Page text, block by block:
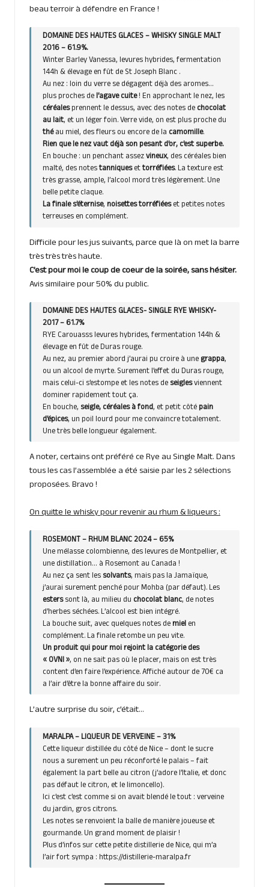
beau terroir à défendre en France !
DOMAINE DES HAUTES GLACES – WHISKY SINGLE MALT
2016 – 61.9%.
Winter Barley Vanessa, levures hybrides, fermentation
144h & élevage en fût de St Joseph Blanc .
Au nez : loin du verre se dégagent déjà des aromes…
plus proches del’agave cuite! En approchant le nez, les
céréalesprennent le dessus, avec des notes dechocolat
au lait, et un léger foin. Verre vide, on est plus proche du
théau miel, des fleurs ou encore de la camomille.
Rien que le nez vaut déjà son pesant d’or, c’est superbe.
En bouche : un penchant assezvineux, des céréales bien
malté, des notestanniquesettorréfiées. La texture est
très grasse, ample, l’alcool mord très légèrement. Une
belle petite claque.
La finale s’éternise,noisettes torréfiéeset petites notes
terreuses en complément.
Difficile pour les jus suivants, parce que là on met la barre
très très très haute.
C’est pour moi le coup de coeur de la soirée, sans hésiter.
Avis similaire pour 50% du public.
DOMAINE DES HAUTES GLACES- SINGLE RYE WHISKY-
2017 – 61.7%
RYE Carouasss levures hybrides, fermentation 144h &
élevage en fût de Duras rouge.
Au nez, au premier abord j’aurai pu croire à unegrappa,
ou un alcool de myrte. Surement l’effet du Duras rouge,
mais celui-ci s’estompe et les notes deseiglesviennent
dominer rapidement tout ça.
En bouche, seigle, céréales à fond, et petit côtépain
d’épices, un poil lourd pour me convaincre totalement.
Une très belle longueur également.
A noter, certains ont préféré ce Rye au Single Malt. Dans
tous les cas l’assemblée a été saisie par les 2 sélections
proposées. Bravo !
On quitte le whisky pour revenir au rhum & liqueurs :
ROSEMONT – RHUM BLANC 2024 – 65%
Une mélasse colombienne, des levures de Montpellier, et
une distillation… à Rosemont au Canada !
Au nez ça sent lessolvants, mais pas la Jamaïque,
j’aurai surement penché pour Mohba (par défaut). Les
esterssont là, au milieu du chocolat blanc, de notes
d’herbes séchées. L’alcool est bien intégré.
La bouche suit, avec quelques notes demielen
complément. La finale retombe un peu vite.
Un produit qui pour moi rejoint la catégorie des
« OVNI », on ne sait pas où le placer, mais on est très
content d’en faire l’expérience. Affiché autour de 70€ ca
a l’air d’être la bonne affaire du soir.
L’autre surprise du soir, c’était…
MARALPA – LIQUEUR DE VERVEINE – 31%
Cette liqueur distillée du côté de Nice – dont le sucre
nous a surement un peu réconforté le palais – fait
également la part belle au citron (j’adore l’Italie, et donc
pas défaut le citron, et le limoncello).
Ici c’est c’est comme si on avait blendé le tout : verveine
du jardin, gros citrons.
Les notes se renvoient la balle de manière joueuse et
gourmande. Un grand moment de plaisir !
Plus d’infos sur cette petite distillerie de Nice, qui m’a
l’air fort sympa :https://distillerie-maralpa.fr